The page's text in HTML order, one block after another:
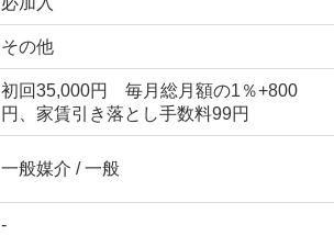
その他
初回35,000円 毎月総月額の1％+800
円、家賃引き落とし手数料99円
一般媒介 / 一般
-